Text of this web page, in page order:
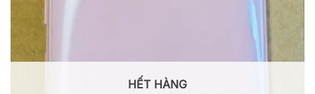
HẾT HÀNG